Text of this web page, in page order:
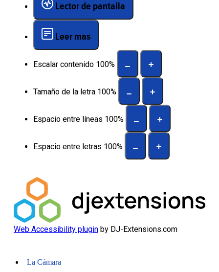
Lector de pantalla
Leer mas
Escalar contenido 100%
Tamaño de la letra 100%
Espacio entre líneas 100%
Espacio entre letras 100%
Web Accessibility plugin by DJ-Extensions.com
La Cámara